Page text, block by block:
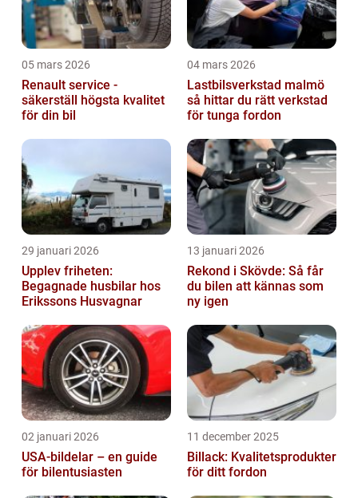
05 mars 2026
Renault service -
säkerställ högsta kvalitet
för din bil
04 mars 2026
Lastbilsverkstad malmö
så hittar du rätt verkstad
för tunga fordon
29 januari 2026
Upplev friheten:
Begagnade husbilar hos
Erikssons Husvagnar
13 januari 2026
Rekond i Skövde: Så får
du bilen att kännas som
ny igen
02 januari 2026
USA-bildelar – en guide
för bilentusiasten
11 december 2025
Billack: Kvalitetsprodukter
för ditt fordon